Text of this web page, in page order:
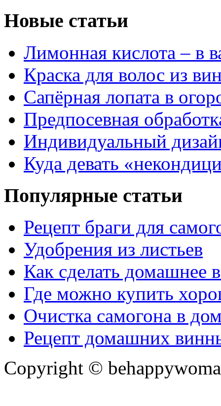
Новые статьи
Лимонная кислота – в
Краска для волос из
Сапёрная лопата в
Предпосевная
Индивидуальный
Куда девать
Популярные статьи
Рецепт браги для
Удобрения из листьев
Как сделать домашнее
Где можно купить
Очистка самогона в
Рецепт домашних
Copyright ©